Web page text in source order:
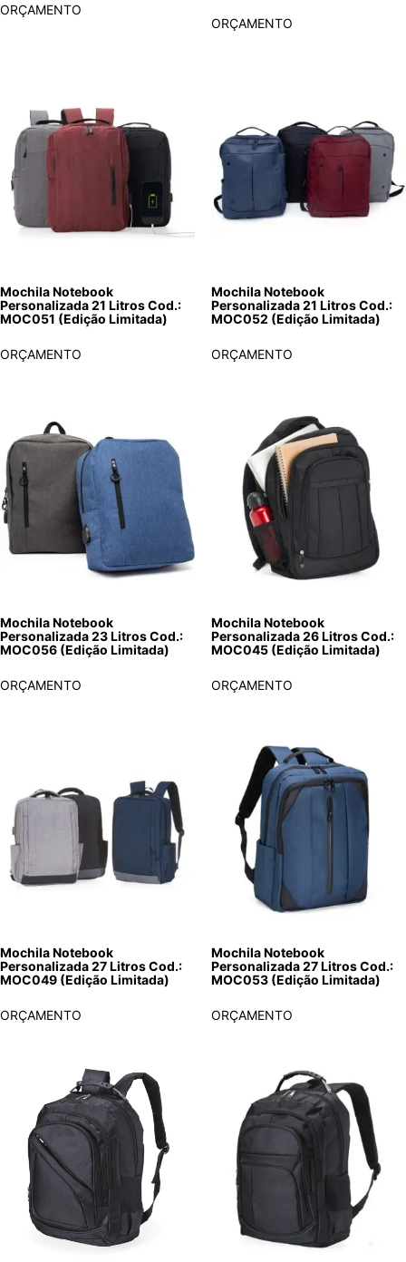
ORÇAMENTO
ORÇAMENTO
Mochila Notebook
Personalizada 21 Litros Cod.:
MOC051 (Edição Limitada)
ORÇAMENTO
Mochila Notebook
Personalizada 21 Litros Cod.:
MOC052 (Edição Limitada)
ORÇAMENTO
Mochila Notebook
Personalizada 23 Litros Cod.:
MOC056 (Edição Limitada)
ORÇAMENTO
Mochila Notebook
Personalizada 26 Litros Cod.:
MOC045 (Edição Limitada)
ORÇAMENTO
Mochila Notebook
Personalizada 27 Litros Cod.:
MOC049 (Edição Limitada)
ORÇAMENTO
Mochila Notebook
Personalizada 27 Litros Cod.:
MOC053 (Edição Limitada)
ORÇAMENTO